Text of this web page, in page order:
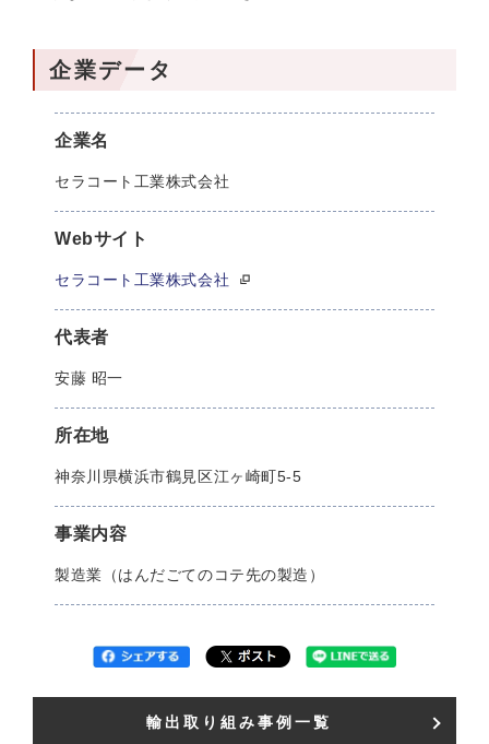
企業データ
企業名
セラコート工業株式会社
Webサイト
セラコート工業株式会社
代表者
安藤 昭一
所在地
神奈川県横浜市鶴見区江ヶ崎町5-5
事業内容
製造業（はんだごてのコテ先の製造）
輸出取り組み事例一覧​